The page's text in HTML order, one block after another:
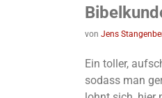
von Jens
Ein toller,
sodass man